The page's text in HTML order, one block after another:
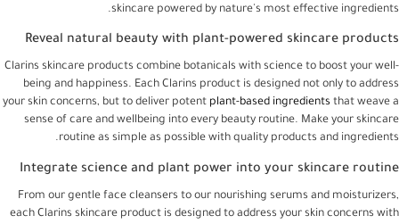
skincare powered by nature's most effective ingredients.
Reveal natural beauty with plant-powered skincare products
Clarins skincare products combine botanicals with science to boost your well-
being and happiness. Each Clarins product is designed not only to address
your skin concerns, but to deliver potent plant-based ingredients that weave a
sense of care and wellbeing into every beauty routine. Make your skincare
routine as simple as possible with quality products and ingredients.
Integrate science and plant power into your skincare routine
From our gentle face cleansers to our nourishing serums and moisturizers,
each Clarins skincare product is designed to address your skin concerns with